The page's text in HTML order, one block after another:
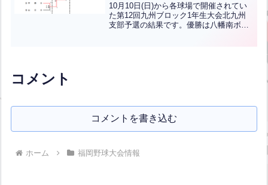
10月10日(日)から各球場で開催されてい
た第12回九州ブロック1年生大会北九州
支部予選の結果です。優勝は八幡南ボー
コメント
コメントを書き込む
ホーム 福岡野球大会情報